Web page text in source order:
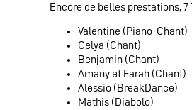
Encore de belles prestations,
Valentine (Piano-Chant)
Celya (Chant)
Benjamin (Chant)
Amany et Farah (Chant)
Alessio (BreakDance)
Mathis (Diabolo)